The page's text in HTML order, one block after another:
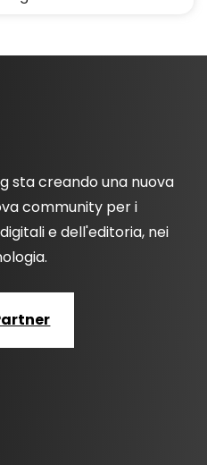
sta creando una nuova
community per i
e dell'editoria, nei